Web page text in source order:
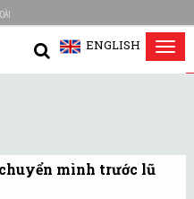
ENGLISH
mình trước lũ